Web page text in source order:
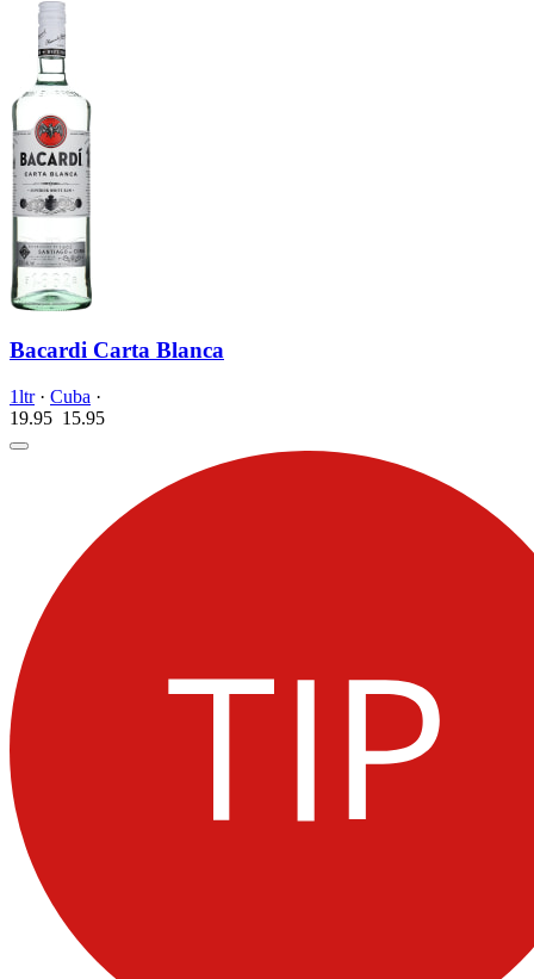
Bacardi Carta Blanca
1ltr· Cuba ·
19.95 15.95